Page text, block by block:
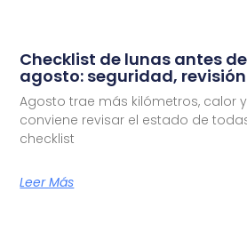
Checklist de lunas antes
agosto: seguridad,
Agosto trae más kilómetros, calor
conviene revisar el estado de
checklist
Leer Más